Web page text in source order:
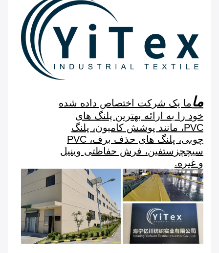
ما ما یک شرکت اختصاص داده شده
خود را به ارائه بهترین پلنگ های
PVC، مانند پوشش کامیون، پلنگ
چوبی، پلنگ های حذف برف، PVC
سیچچزستفین، فرش حفاظتی وینیل
و غیره.